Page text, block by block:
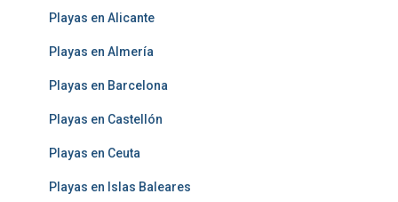
Playas en Alicante
Playas en Almería
Playas en Barcelona
Playas en Castellón
Playas en Ceuta
Playas en Islas Baleares